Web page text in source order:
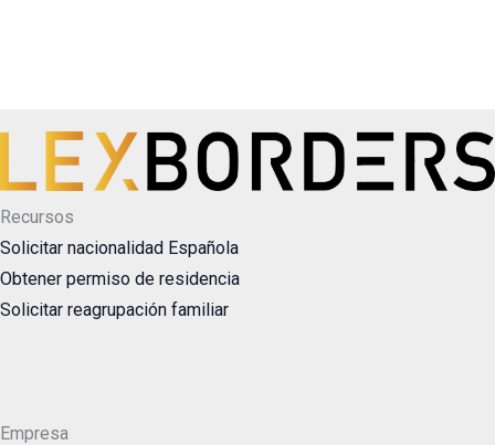
Recursos
Solicitar nacionalidad Española
Obtener permiso de residencia
Solicitar reagrupación familiar
Empresa